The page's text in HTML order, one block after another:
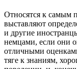
Относятся к самым
выставляют
и другие
немцами, если они
отличными
тяге к знаниям,